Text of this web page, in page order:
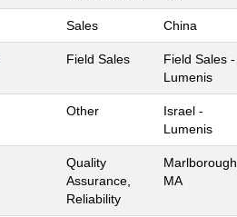
Sales China
Field Sales
Field Sales -
Lumenis
Other
Israel -
Lumenis
Quality
Assurance,
Reliability
Marlborough,
MA